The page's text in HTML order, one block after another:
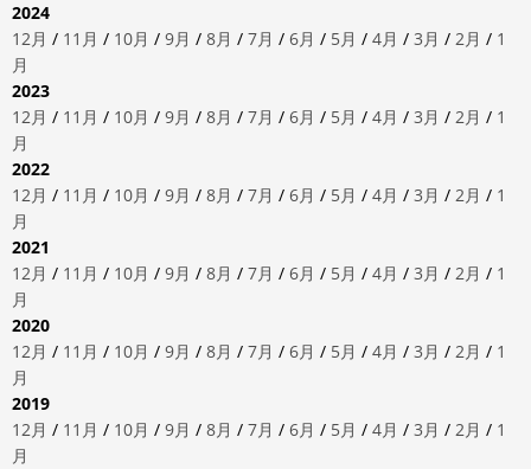
2024
12月 / 11月 / 10月 / 9月 / 8月 / 7月 / 6月 / 5月 / 4月 / 3月 / 2月 / 1
月
2023
12月 / 11月 / 10月 / 9月 / 8月 / 7月 / 6月 / 5月 / 4月 / 3月 / 2月 / 1
月
2022
12月 / 11月 / 10月 / 9月 / 8月 / 7月 / 6月 / 5月 / 4月 / 3月 / 2月 / 1
月
2021
12月 / 11月 / 10月 / 9月 / 8月 / 7月 / 6月 / 5月 / 4月 / 3月 / 2月 / 1
月
2020
12月 / 11月 / 10月 / 9月 / 8月 / 7月 / 6月 / 5月 / 4月 / 3月 / 2月 / 1
月
2019
12月 / 11月 / 10月 / 9月 / 8月 / 7月 / 6月 / 5月 / 4月 / 3月 / 2月 / 1
月